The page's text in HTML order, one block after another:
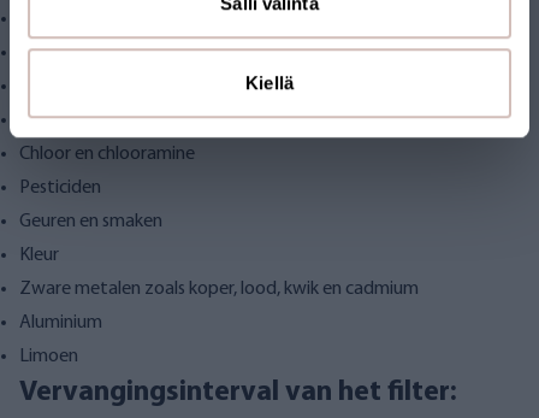
Kiellä
Vaste stoffen tot 0,1 µm (0,0001 millimeter)
Humus (CZV, KMnO4 of permanganaatconsumptie)
Chloor en chlooramine
Pesticiden
Geuren en smaken
Kleur
Zware metalen zoals koper, lood, kwik en cadmium
Aluminium
Limoen
Vervangingsinterval van het filter: